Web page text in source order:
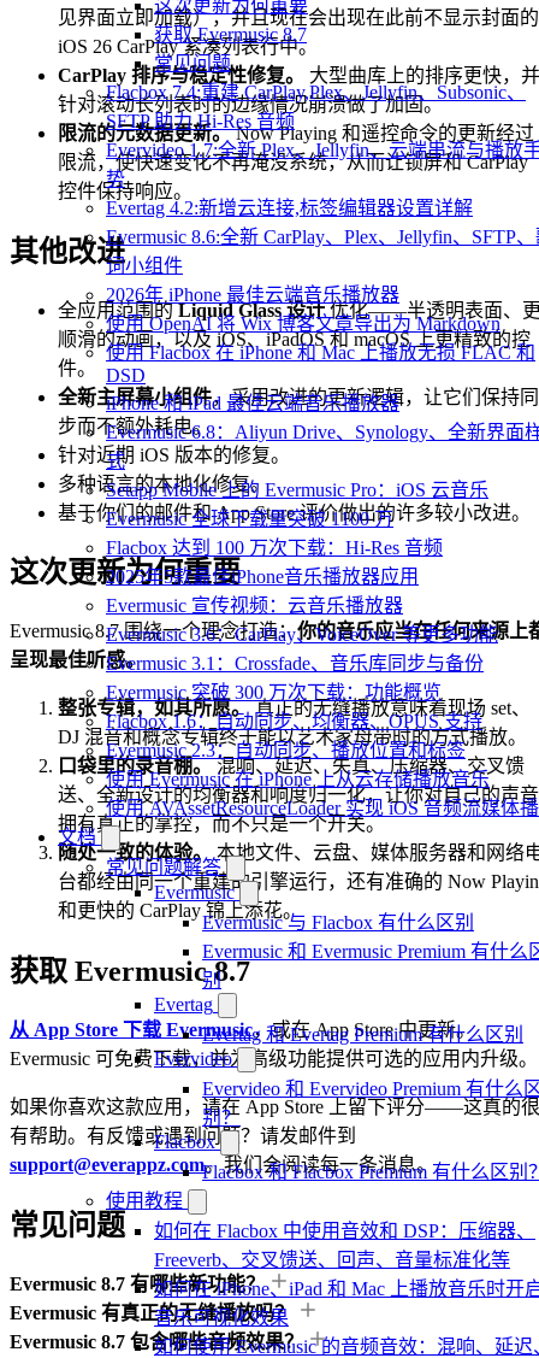
这次更新为何重要
获取 Evermusic 8.7
常见问题
Flacbox 7.4:重建 CarPlay,Plex、Jellyfin、Subsonic、
SFTP 助力 Hi-Res 音频
Evervideo 1.7:全新 Plex、Jellyfin、云端串流与播放
势
Evertag 4.2:新增云连接,标签编辑器设置详解
Evermusic 8.6:全新 CarPlay、Plex、Jellyfin、SFTP
词小组件
2026年 iPhone 最佳云端音乐播放器
使用 OpenAI 将 Wix 博客文章导出为 Markdown
使用 Flacbox 在 iPhone 和 Mac 上播放无损 FLAC 和
DSD
iPhone 和 iPad 最佳云端音乐播放器
Evermusic 6.8：Aliyun Drive、Synology、全新界面
式
Setapp Mobile 上的 Evermusic Pro：iOS 云音乐
Evermusic 全球下载量突破 1100 万
Flacbox 达到 100 万次下载：Hi-Res 音频
2025年5款最佳iPhone音乐播放器应用
Evermusic 宣传视频：云音乐播放器
Evermusic 3.6：CarPlay、VoiceOver 等更多功能
Evermusic 3.1：Crossfade、音乐库同步与备份
Evermusic 突破 300 万次下载：功能概览
Flacbox 1.6：自动同步、均衡器、OPUS 支持
Evermusic 2.3：自动同步、播放位置和标签
使用 Evermusic 在 iPhone 上从云存储播放音乐
使用 AVAssetResourceLoader 实现 iOS 音频流媒体
文档
常见问题解答
Evermusic
Evermusic 与 Flacbox 有什么区别
Evermusic 和 Evermusic Premium 有什么
别
Evertag
Evertag 和 Evertag Premium 有什么区别
Evervideo
Evervideo 和 Evervideo Premium 有什么
别？
Flacbox
Flacbox 和 Flacbox Premium 有什么区别
使用教程
如何在 Flacbox 中使用音效和 DSP：压缩器、
Freeverb、交叉馈送、回声、音量标准化等
如何在 iPhone、iPad 和 Mac 上播放音乐时开
音乐可视化效果
如何使用 Evermusic 的音频音效：混响、延迟
见界面立即加载），并且现在会出现在此前不显示封面的
iOS 26 CarPlay 紧凑列表行中。
CarPlay 排序与稳定性修复。
大型曲库上的排序更快，并
针对滚动长列表时的边缘情况崩溃做了加固。
限流的元数据更新。Now Playing 和遥控命令的更新经过
限流，使快速变化不再淹没系统，从而让锁屏和 CarPlay
控件保持响应。
其他改进
全应用范围的Liquid Glass 设计优化——半透明表面、
顺滑的动画，以及 iOS、iPadOS 和 macOS 上更精致的控
件。
全新主屏幕小组件，采用改进的更新逻辑，让它们保持同
步而不额外耗电。
针对近期 iOS 版本的修复。
多种语言的本地化修复。
基于你们的邮件和 App Store 评价做出的许多较小改进。
这次更新为何重要
Evermusic 8.7 围绕一个理念打造：你的音乐应当在任何来源上
呈现最佳听感。
整张专辑，如其所愿。真正的无缝播放意味着现场 set、
DJ 混音和概念专辑终于能以艺术家母带时的方式播放。
口袋里的录音棚。混响、延迟、失真、压缩器、交叉馈
送、全新设计的均衡器和响度归一化，让你对自己的声音
拥有真正的掌控，而不只是一个开关。
随处一致的体验。 本地文件、云盘、媒体服务器和网络
台都经由同一个重建的引擎运行，还有准确的 Now
和更快的 CarPlay 锦上添花。
获取 Evermusic 8.7
从 App Store 下载 Evermusic，或在 App Store 中更新。
Evermusic 可免费下载，并为高级功能提供可选的应用内升级。
如果你喜欢这款应用，请在 App Store 上留下评分——这真的很
有帮助。有反馈或遇到问题？请发邮件到
support@everappz.com。我们会阅读每一条消息。
常见问题
Evermusic 8.7 有哪些新功能？
Evermusic 有真正的无缝播放吗？
Evermusic 8.7 包含哪些音频效果？